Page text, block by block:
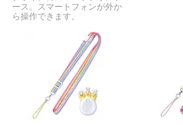
ース。スマートフォンが外か
ら操作できます。